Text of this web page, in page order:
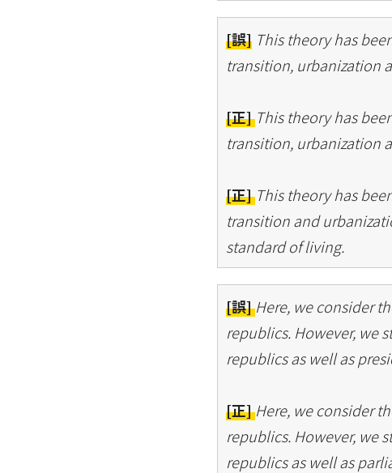
[誤] This theory has
transition, urbanization
[正]This theory has
transition, urbanization
[正]This theory has
transition and
standard of living.
[誤]Here, we consider
republics. However, we
republics as well as
[正]Here, we consider
republics. However, we
republics as well as